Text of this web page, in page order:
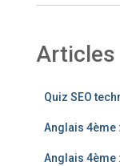
Articles
Quiz SEO
Anglais 4ème
Anglais 4ème